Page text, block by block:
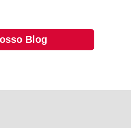
Blog